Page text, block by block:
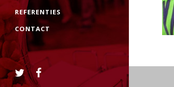
REFERENTIES
CONTACT